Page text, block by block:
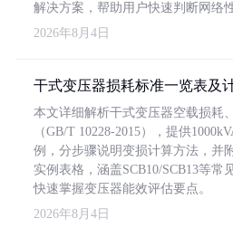
解决方案，帮助用户快速判断网络
2026年8月4日
干式变压器损耗标准一览表及
本文详细解析干式变压器空载损耗
（GB/T 10228-2015），提供
例，分步骤说明变损计算方法，并
实例表格，涵盖SCB10/SCB13等常
快速掌握变压器能效评估要点。
2026年8月4日